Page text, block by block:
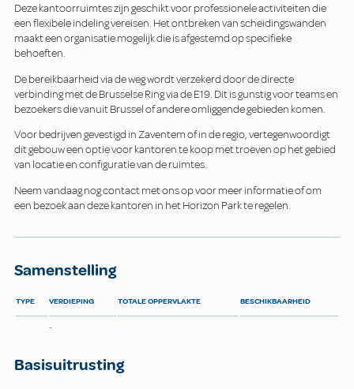
Deze kantoorruimtes zijn geschikt voor professionele activiteiten die
een flexibele indeling vereisen. Het ontbreken van scheidingswanden
maakt een organisatie mogelijk die is afgestemd op specifieke
behoeften.
De bereikbaarheid via de weg wordt verzekerd door de directe
verbinding met de Brusselse Ring via de E19. Dit is gunstig voor teams en
bezoekers die vanuit Brussel of andere omliggende gebieden komen.
Voor bedrijven gevestigd in Zaventem of in de regio, vertegenwoordigt
dit gebouw een optie voor kantoren te koop met troeven op het gebied
van locatie en configuratie van de ruimtes.
Neem vandaag nog contact met ons op voor meer informatie of om
een bezoek aan deze kantoren in het Horizon Park te regelen.
Samenstelling
TYPE VERDIEPING TOTALE OPPERVLAKTE BESCHIKBAARHEID
-
Basisuitrusting